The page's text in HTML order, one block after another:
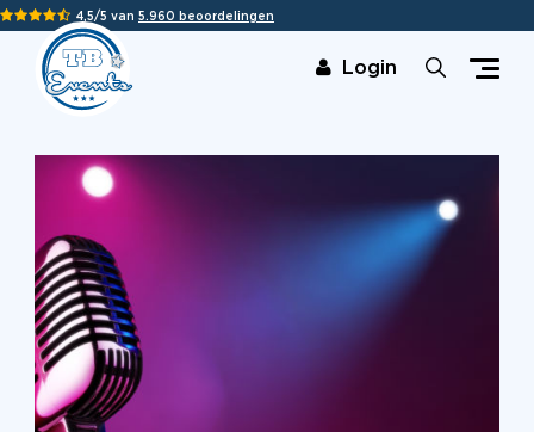
4,5/5 van 5.960 beoordelingen
Login